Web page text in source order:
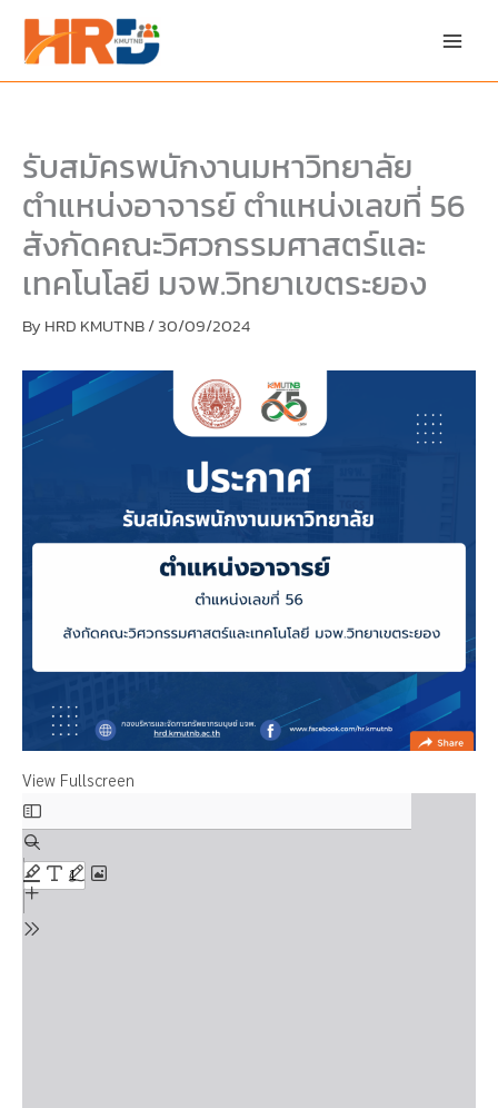
content
รับสมัครพนักงานมหาวิทยาลัย
ตำแหน่งอาจารย์ ตำแหน่งเลขที่ 56
สังกัดคณะวิศวกรรมศาสตร์และ
เทคโนโลยี มจพ.วิทยาเขตระยอง
By HRD KMUTNB/30/09/2024
View Fullscreen
PDF